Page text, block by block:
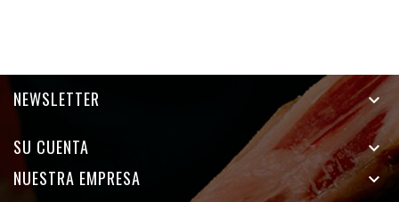
NEWSLETTER 
SU CUENTA 
NUESTRA EMPRESA 